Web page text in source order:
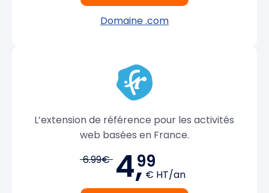
Domaine .com
L’extension de référence pour les activités
web basées en France.
6.99€ 4,99
€ HT/an